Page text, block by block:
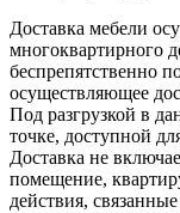
Доставка мебели
многоквартирного
беспрепятственно
осуществляющее
Под разгрузкой в
точке, доступной
Доставка не
помещение,
действия,